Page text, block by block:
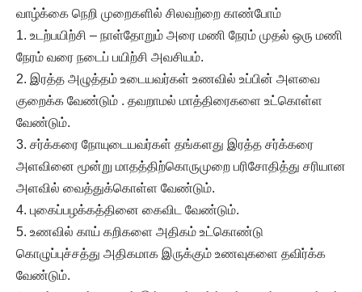
வாழ்க்கை நெறி முறைகளில் சிலவற்றை காண்போம்
1. உடற்பயிற்சி – நாள்தோறும் அரை மணி நேரம் முதல் ஒரு மணி
நேரம் வரை நடைப் பயிற்சி அவசியம்.
2. இரத்த அழுத்தம் உடையவர்கள் உணவில் உப்பின் அளவை
குறைக்க வேண்டும் . தவறாமல் மாத்திரைகளை உட்கொள்ள
வேண்டும்.
3. சர்க்கரை நோயுடையவர்கள் தங்களது இரத்த சர்க்கரை
அளவினை மூன்று மாதத்திற்கொருமுறை பரிசோதித்து சரியான
அளவில் வைத்துக்கொள்ள வேண்டும்.
4. புகைப்பழக்கத்தினை கைவிட வேண்டும்.
5. உணவில் காய் கறிகளை அதிகம் உட்கொண்டு
கொழுப்புச்சத்து அதிகமாக இருக்கும் உணவுகளை தவிர்க்க
வேண்டும்.